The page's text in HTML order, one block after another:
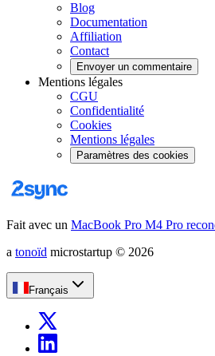
Blog
Documentation
Affiliation
Contact
Envoyer un commentaire
Mentions légales
CGU
Confidentialité
Cookies
Mentions légales
Paramètres des cookies
Fait avec un MacBook Pro M4 Pro
a tonoïd microstartup © 2026
Français